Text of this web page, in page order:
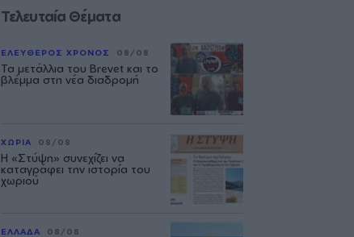
Τελευταία Θέματα
ΕΛΕΥΘΕΡΟΣ ΧΡΟΝΟΣ 08/08
Τα μετάλλια του Brevet και το
βλέμμα στη νέα διαδρομή
ΧΩΡΙΑ 08/08
Η «Στύψη» συνεχίζει να
καταγράφει την ιστορία του
χωριού
ΕΛΛΑΔΑ 08/08